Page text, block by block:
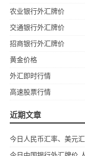
农业银行外汇牌价
交通银行外汇牌价
招商银行外汇牌价
黄金价格
外汇即时行情
高速股票行情
近期文章
今日人民币汇率、美元